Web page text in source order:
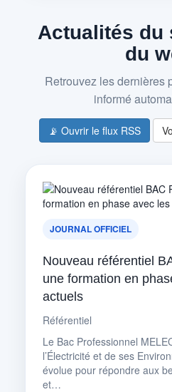
Actualités du
du
Retrouvez les dernières
informé
📡 Ouvrir le flux RSS
JOURNAL OFFICIEL
Nouveau référentiel
une formation en
actuels
Référentiel
Le Bac Professionnel
l’Électricité et de ses
évolue pour répondre aux
et…